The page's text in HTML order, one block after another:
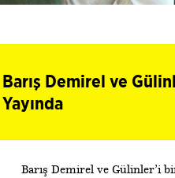
Barış Demirel ve
Yayında
Barış Demirel ve Gülinler’i